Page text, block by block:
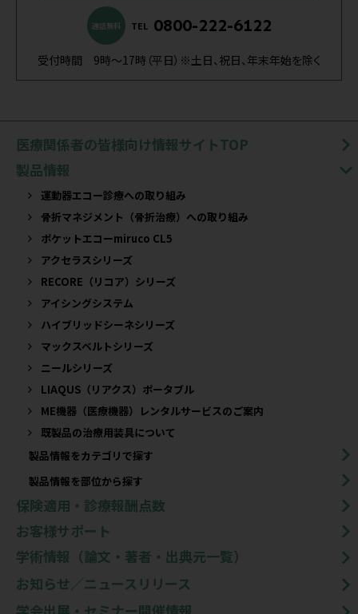
通話無料 TEL 0800-222-6122
受付時間 9時～17時（平日）※土日、祝日、年末年始を除く
医療関係者の皆様向け情報サイトTOP
製品情報
運動器エコー診療への取り組み
骨折マネジメント（骨折治療）への取り組み
ポケットエコーmiruco CL5
アクセラスシリーズ
RECORE（リコア）シリーズ
アイシングシステム
ハイブリッドシーネシリーズ
マックスベルトシリーズ
ニールシリーズ
LIAQUS（リアクス）ポータブル
ME機器（医療機器）レンタルサービスのご案内
既製品の治療用装具について​
製品情報をカテゴリで探す
製品情報を部位から探す
保険適用・診療報酬点数
お客様サポート
学術情報（論文・著者・出典元一覧）
お知らせ／ニュースリリース